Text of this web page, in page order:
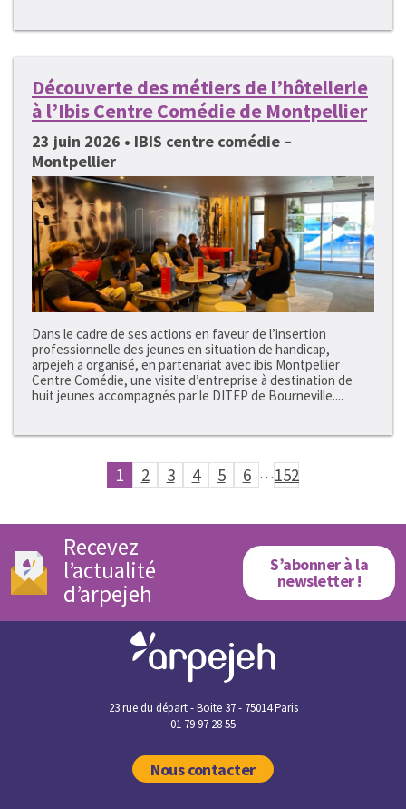
Découverte des métiers de l’hôtellerie
à l’Ibis Centre Comédie de Montpellier
23 juin 2026 • IBIS centre comédie –
Montpellier
Dans le cadre de ses actions en faveur de l’insertion
professionnelle des jeunes en situation de handicap,
arpejeh a organisé, en partenariat avec ibis Montpellier
Centre Comédie, une visite d’entreprise à destination de
huit jeunes accompagnés par le DITEP de Bourneville....
1 2 3 4 5 6 …152
Recevez
l’actualité
d’arpejeh
S’abonner à la
newsletter !
23 rue du départ - Boite 37 - 75014 Paris
01 79 97 28 55
Nous contacter